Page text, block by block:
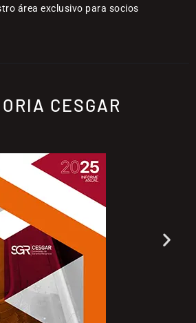
área exclusivo para socios
CESGAR